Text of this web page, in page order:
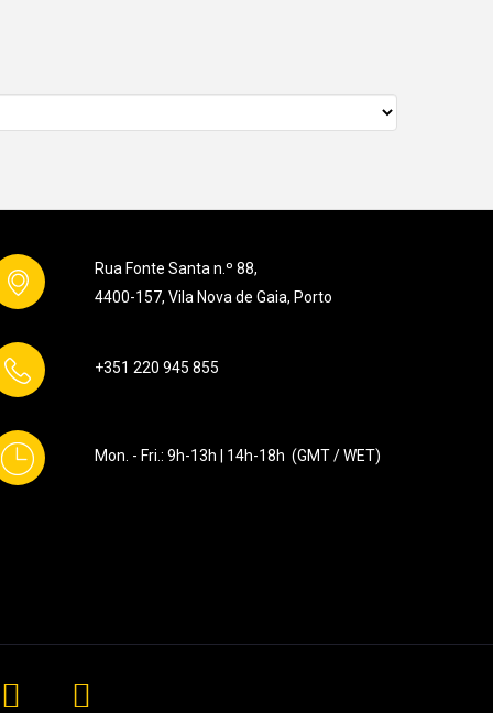
Rua Fonte Santa n.º 88,
4400-157, Vila Nova de Gaia, Porto
+351 220 945 855
Mon. - Fri.: 9h-13h | 14h-18h (GMT / WET)